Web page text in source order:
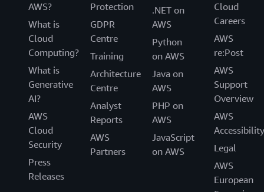
AWS?
What is
Cloud
Computing?
What is
Generative
AI?
AWS
Cloud
Security
Press
Releases
Protection
GDPR
Centre
Training
Architecture
Centre
Analyst
Reports
AWS
Partners
.NET on
AWS
Python
on AWS
Java on
AWS
PHP on
AWS
JavaScript
on AWS
Cloud
Careers
AWS
re:Post
AWS
Support
Overview
AWS
Accessibility
Legal
AWS
European